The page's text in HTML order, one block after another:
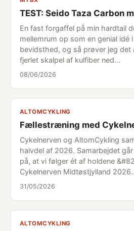
TEST: Seido Taza Carbon
En fast forgaffel på min hardtail
mellemrum op som en genial idé
bevidsthed, og så prøver jeg det
fjerlet skalpel af kulfiber ned…
08/06/2026
ALTOMCYKLING
Fællestræning med
Cykelnerven og AltomCykling
halvdel af 2026. Samarbejdet
på, at vi følger ét af holdene
Cykelnerven Midtøstjylland
31/05/2026
ALTOMCYKLING